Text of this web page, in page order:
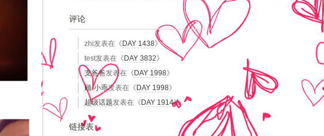
评论
zhi发表在《 DAY 1438》
test发表在《 DAY 3832》
支爸爸发表在《 DAY 1998》
顾-小乖发表在《 DAY 1998》
超级话题发表在《 DAY 1914》
链接表